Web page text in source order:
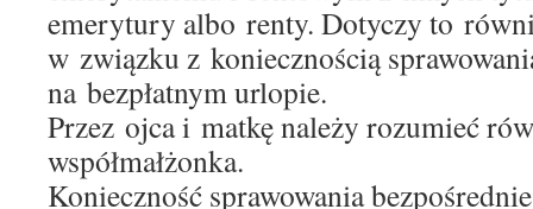
emerytury albo renty. Dotyczy to
w związku z koniecznością
na bezpłatnym urlopie.
Przez ojca i matkę należy rozumieć
współmałżonka.
Konieczność sprawowania